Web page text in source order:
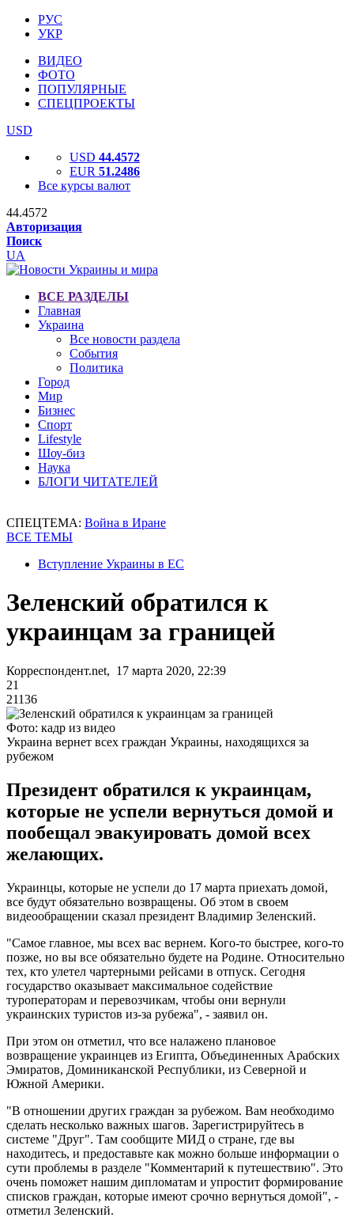
РУС
УКР
ВИДЕО
ФОТО
ПОПУЛЯРНЫЕ
СПЕЦПРОЕКТЫ
USD
USD 44.4572
EUR 51.2486
Все курсы валют
44.4572
Авторизация
Поиск
UA
ВСЕ РАЗДЕЛЫ
Главная
Украина
Все новости раздела
События
Политика
Город
Мир
Бизнес
Спорт
Lifestyle
Шоу-биз
Наука
БЛОГИ ЧИТАТЕЛЕЙ
СПЕЦТЕМА: Война в Иране
ВСЕ ТЕМЫ
Вступление Украины в ЕС
Зеленский обратился к
украинцам за границей
Корреспондент.net, 17 марта 2020, 22:39
21
21136
Фото: кадр из видео
Украина вернет всех граждан Украины, находящихся за
рубежом
Президент обратился к украинцам,
которые не успели вернуться домой и
пообещал эвакуировать домой всех
желающих.
Украинцы, которые не успели до 17 марта приехать домой,
все будут обязательно возвращены. Об этом в своем
видеообращении сказал президент Владимир Зеленский.
"Самое главное, мы всех вас вернем. Кого-то быстрее, кого-то
позже, но вы все обязательно будете на Родине. Относительно
тех, кто улетел чартерными рейсами в отпуск. Сегодня
государство оказывает максимальное содействие
туроператорам и перевозчикам, чтобы они вернули
украинских туристов из-за рубежа", - заявил он.
При этом он отметил, что все налажено плановое
возвращение украинцев из Египта, Объединенных Арабских
Эмиратов, Доминиканской Республики, из Северной и
Южной Америки.
"В отношении других граждан за рубежом. Вам необходимо
сделать несколько важных шагов. Зарегистрируйтесь в
системе "Друг". Там сообщите МИД о стране, где вы
находитесь, и предоставьте как можно больше информации о
сути проблемы в разделе "Комментарий к путешествию". Это
очень поможет нашим дипломатам и упростит формирование
списков граждан, которые имеют срочно вернуться домой", -
отметил Зеленский.